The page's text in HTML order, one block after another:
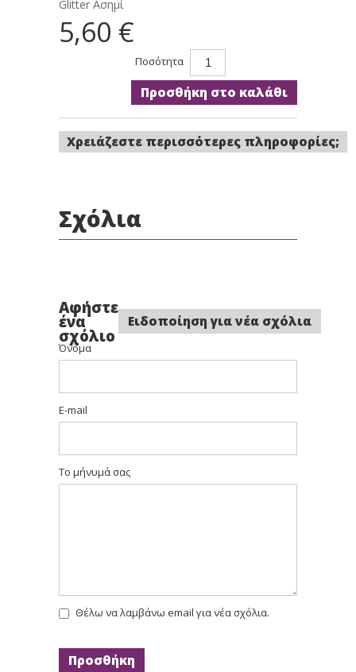
Glitter Ασημί
5,60 €
Ποσότητα
Προσθήκη στο καλάθι
Χρειάζεστε περισσότερες πληροφορίες;
Σχόλια
Αφήστε
ένα
σχόλιο
Ειδοποίηση για νέα σχόλια
Όνομα
E-mail
Το μήνυμά σας
Θέλω να λαμβάνω email για νέα σχόλια.